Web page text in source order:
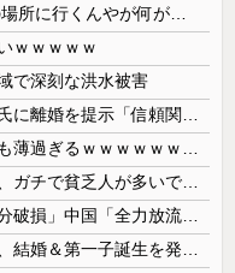
ｗｗｗｗｗ
で深刻な洪水被害